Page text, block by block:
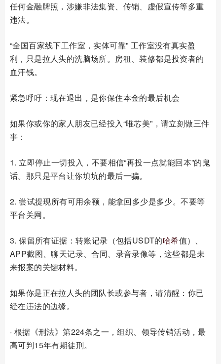
任何金融牌照，涉嫌非法集资、传销、虚假宣传等多重
违法。
“全国百家线下工作室，实体可靠” 工作室没有真实盈
利，只是拉人头的洗脑场所。房租、装修都是投资者的
血汗钱。
紧急呼吁：现在退出，是你保住本金的最后机会
如果你或你的家人朋友已经投入“唯芯美”，请立刻做三件
事：
1. 立即停止一切投入，不要相信“再投一点就能回本”的鬼
话。那只是平台让你填坑的最后一骗。
2. 尝试提现所有可用余额，能拿回多少是多少。不要等
平台关网。
3. 保留所有证据：转账记录（包括USDT的哈希值）、
APP截图、聊天记录、合同、录音录像等，这些都是未
来报案的关键材料。
如果你是正在拉人头的团队长或参与者，请清醒：你已
经在违法的边缘。
· 根据《刑法》第224条之一，组织、领导传销活动，最
高可判15年有期徒刑。